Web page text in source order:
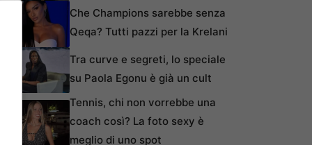
Che Champions sarebbe senza
Qeqa? Tutti pazzi per la Krelani
Tra curve e segreti, lo speciale
su Paola Egonu è già un cult
Tennis, chi non vorrebbe una
coach così? La foto sexy è
meglio di uno spot